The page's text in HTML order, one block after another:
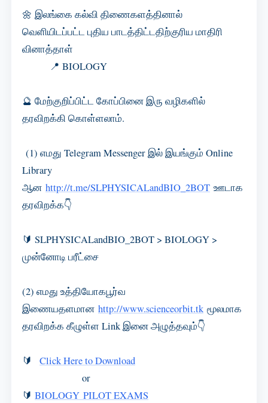
🌼 இலங்கை கல்வி திணைகளத்தினால்
வெளியிடப்பட்ட புதிய பாடத்திட்டதிற்குரிய மாதிரி
வினாத்தாள்
📍 BIOLOGY
🔮 மேற்குறிப்பிட்ட கோப்பினை இரு வழிகளில்
தரவிறக்கி கொள்ளலாம்.
(1) எமது Telegram Messenger இல் இயங்கும் Online
Library
ஆன http://t.me/SLPHYSICALandBIO_2BOT ஊடாக
தரவிறக்க👇
🔰 SLPHYSICALandBIO_2BOT > BIOLOGY >
முன்னோடி பரீட்சை
(2) எமது உத்தியோகபூர்வ
இணையதளமான http://www.scienceorbit.tk மூலமாக
தரவிறக்க கீழுள்ள Link இனை அழுத்தவும்👇
🔰
Click Here to Download
or
🔰 BIOLOGY PILOT EXAMS